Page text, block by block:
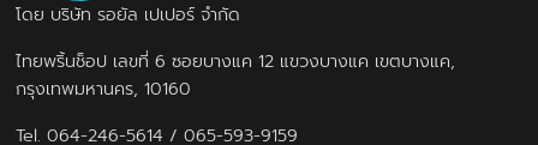
โดย บริษัท รอยัล เปเปอร์ จำกัด
ไทยพริ้นช็อป เลขที่ 6 ซอยบางแค 12 แขวงบางแค เขตบางแค,
กรุงเทพมหานคร, 10160
Tel.064-246-5614 /065-593-9159